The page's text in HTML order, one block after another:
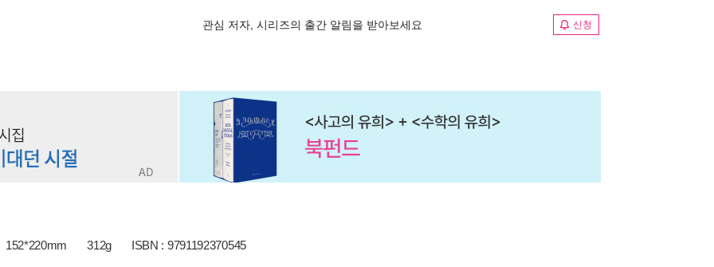
관심 저자, 시리즈의 출간 알림을 받아보세요 신청
152*220mm 312g ISBN : 9791192370545